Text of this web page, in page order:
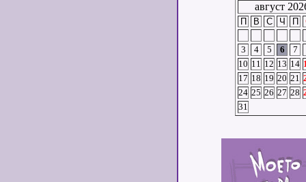
август
П В С Ч П
3
4 5 6 7
10 11 12 13 14
17 18 19 20 21
24 25 26 27 28
31